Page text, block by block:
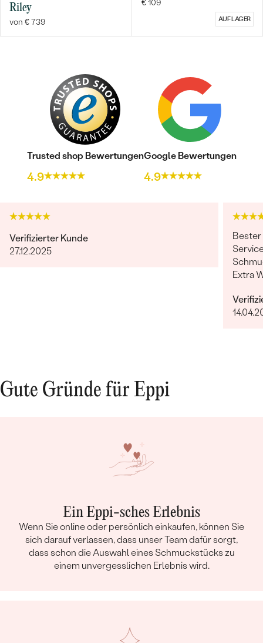
Riley
von € 739
€ 109
AUF LAGER
Trusted shop Bewertungen
4.9
Google Bewertungen
4.9
Verifizierter Kunde
27.12.2025
Bester
Extra
Gute Gründe für Eppi
Ein Eppi-sches Erlebnis
Wenn Sie online oder persönlich einkaufen, können Sie
sich darauf verlassen, dass unser Team dafür sorgt,
dass schon die Auswahl eines Schmuckstücks zu
einem unvergesslichen Erlebnis wird.